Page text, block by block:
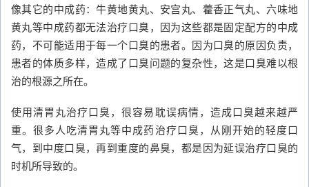
像其它的中成药：牛黄地黄丸、安宫丸、藿香正气丸、六味地
黄丸等中成药都无法治疗口臭，因为这些都是固定配方的中成
药，不可能适用于每一个口臭的患者。因为口臭的原因负责，
患者的体质多样，造成了口臭问题的复杂性，这是口臭难以根
治的根源之所在。
使用清胃丸治疗口臭，很容易耽误病情，造成口臭越来越严
重。很多人吃清胃丸等中成药治疗口臭，从刚开始的轻度口
气，到中度口臭，再到重度的鼻臭，都是因为延误治疗口臭的
时机所导致的。